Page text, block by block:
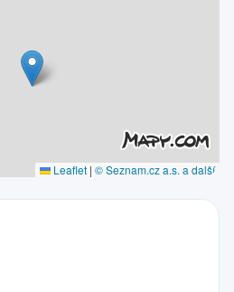
Leaflet | © Seznam.cz a.s. a další